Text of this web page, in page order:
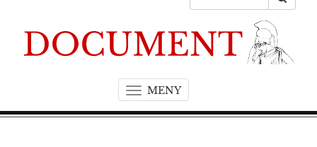
MENYT
o